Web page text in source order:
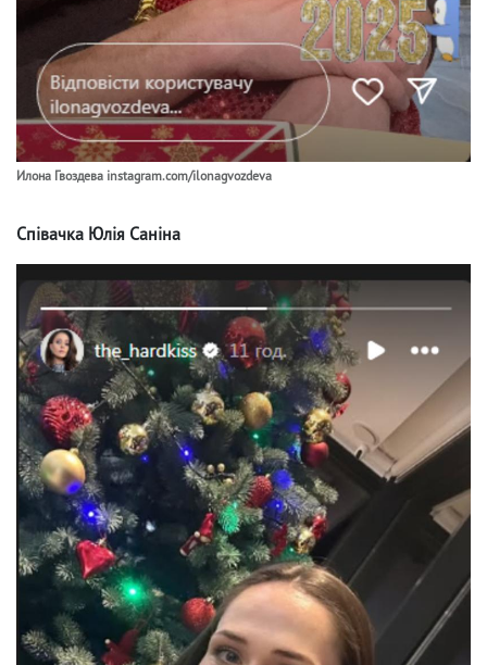
Илона Гвоздева instagram.com/ilonagvozdeva
Співачка Юлія Саніна